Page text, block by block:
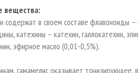
вещества:
содержат в своем составе флавоноиды
катехины – катехин, галлокатехин,
эфирное масло (0,01-0,5%).
гамамелис оказывает